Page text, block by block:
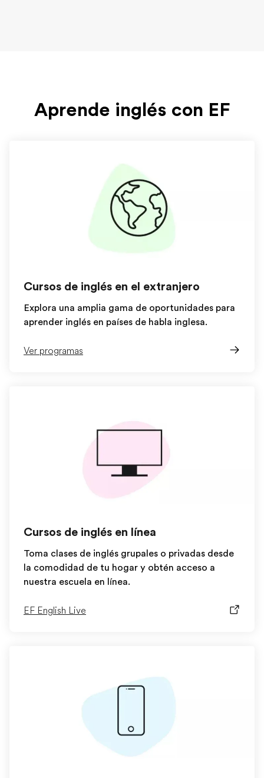
Aprende inglés con EF
Cursos de inglés en el extranjero
Explora una amplia gama de oportunidades para
aprender inglés en países de habla inglesa.
Ver programas
Cursos de inglés en línea
Toma clases de inglés grupales o privadas desde
la comodidad de tu hogar y obtén acceso a
nuestra escuela en línea.
EF English Live